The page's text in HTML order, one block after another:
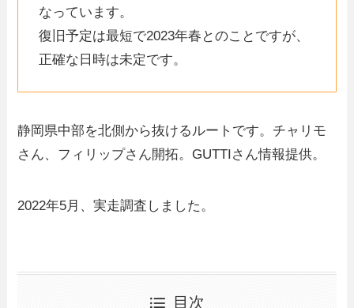
なっています。
復旧予定は最短で2023年春とのことですが、
正確な日時は未定です。
静岡県中部を北側から抜けるルートです。チャリモ
さん、フィリップさん開拓。GUTTIさん情報提供。
2022年5月、実走調査しました。
目次